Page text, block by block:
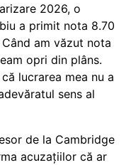
2026, o
a primit nota 8.70
am văzut nota
opri din plâns.
lucrarea mea nu a
sens al
de la Cambridge
acuzațiilor că ar